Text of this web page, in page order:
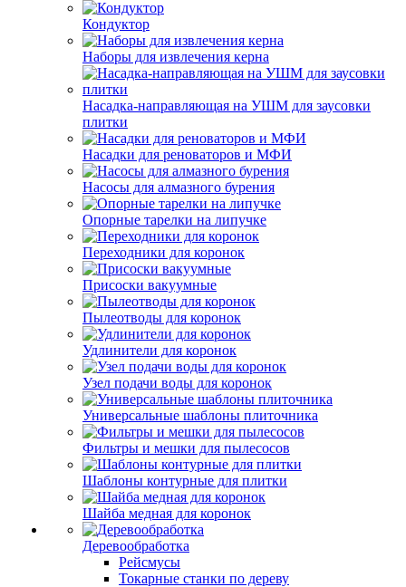
Кондуктор
Наборы для извлечения керна
Насадка-направляющая на УШМ для заусовки
плитки
Насадки для реноваторов и МФИ
Насосы для алмазного бурения
Опорные тарелки на липучке
Переходники для коронок
Присоски вакуумные
Пылеотводы для коронок
Удлинители для коронок
Узел подачи воды для коронок
Универсальные шаблоны плиточника
Фильтры и мешки для пылесосов
Шаблоны контурные для плитки
Шайба медная для коронок
Деревообработка
Рейсмусы
Токарные станки по дереву